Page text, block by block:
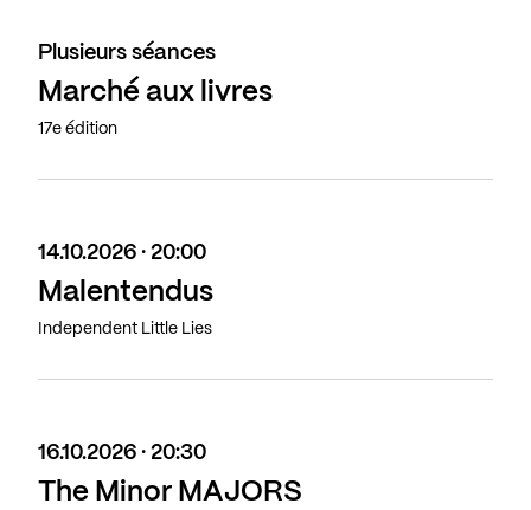
Plusieurs séances
Marché aux livres
17e édition
14.10.2026 · 20:00
Malentendus
Independent Little Lies
16.10.2026 · 20:30
The Minor MAJORS